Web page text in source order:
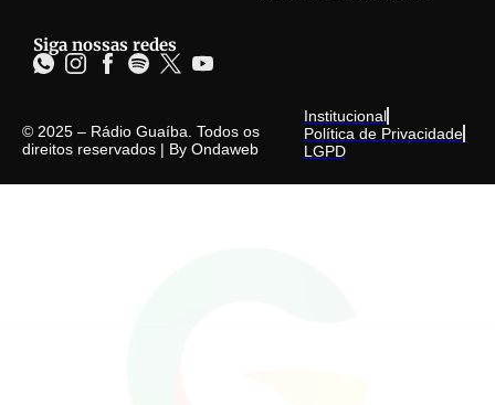
Siga nossas redes
© 2025 – Rádio Guaíba. Todos os
direitos reservados | By Ondaweb
Institucional
Política de Privacidade
LGPD